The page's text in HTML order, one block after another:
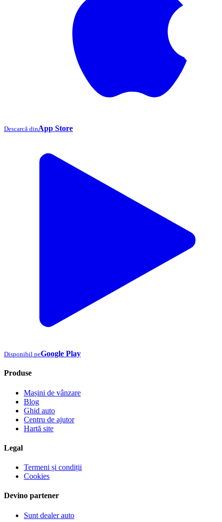
Descarcă dinApp Store
Disponibil peGoogle Play
Produse
Mașini de vânzare
Blog
Ghid auto
Centru de ajutor
Hartă site
Legal
Termeni și condiții
Cookies
Devino partener
Sunt dealer auto